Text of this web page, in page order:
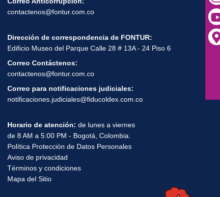
Correo Anticorrupción:
Dirección de correspondencia de FONTUR:
Correo Contáctenos:
Correo para notificaciones judiciales:
Horario de atención:
de lunes a viernes
de 8 AM a 5:00 PM - Bogotá, Colombia.
Política Protección de Datos Personales
Aviso de privacidad
Términos y condiciones